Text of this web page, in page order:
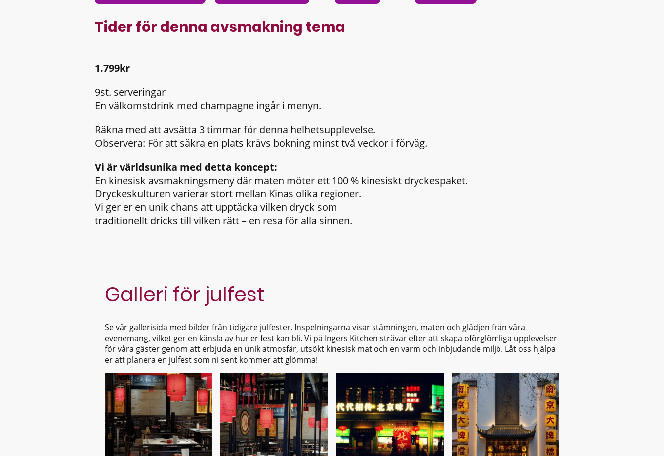
Tider för denna avsmakning tema
1.799kr
9st. serveringar
En välkomstdrink med champagne ingår i menyn.
Räkna med att avsätta 3 timmar för denna helhetsupplevelse.
Observera: För att säkra en plats krävs bokning minst två veckor i förväg.
Vi är världsunika med detta koncept:
En kinesisk avsmakningsmeny där maten möter ett 100 % kinesiskt dryckespaket.
Dryckeskulturen varierar stort mellan Kinas olika regioner.
Vi ger er en unik chans att upptäcka vilken dryck som
traditionellt dricks till vilken rätt – en resa för alla sinnen.
Galleri för julfest
Se vår gallerisida med bilder från tidigare julfester. Inspelningarna visar stämningen, maten och glädjen från våra
evenemang, vilket ger en känsla av hur er fest kan bli. Vi på Ingers Kitchen strävar efter att skapa oförglömliga upplevelser
för våra gäster genom att erbjuda en unik atmosfär, utsökt kinesisk mat och en varm och inbjudande miljö. Låt oss hjälpa
er att planera en julfest som ni sent kommer att glömma!